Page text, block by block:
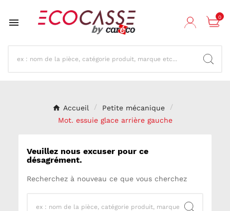
 0
Accueil
Petite mécanique
Mot. essuie glace arrière gauche
Veuillez nous excuser pour ce
désagrément.
Recherchez à nouveau ce que vous cherchez